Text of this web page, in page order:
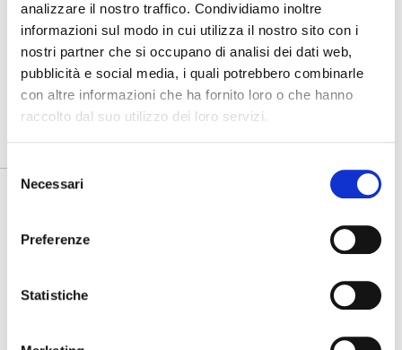
analizzare il nostro traffico. Condividiamo inoltre
informazioni sul modo in cui utilizza il nostro sito con i
nostri partner che si occupano di analisi dei dati web,
pubblicità e social media, i quali potrebbero combinarle
con altre informazioni che ha fornito loro o che hanno
raccolto dal suo utilizzo dei loro servizi.
Selezione
delNecessari
Preferenze
Statistiche
è supportata dall’ausilio di macchinari d’avanguardia